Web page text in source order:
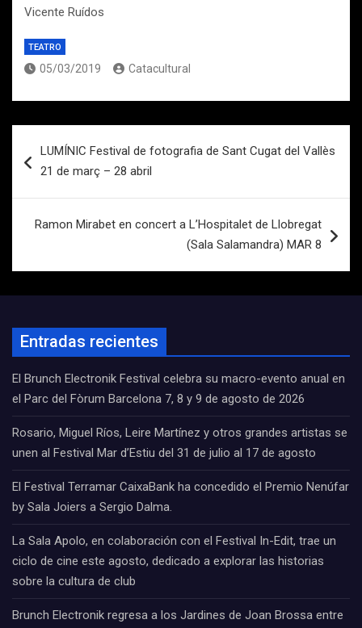
Vicente Ruídos
TEATRO
05/03/2019 Catacultural
de
LUMÍNIC Festival de fotografia de Sant Cugat del Vallès
21 de març – 28 abril
Ramon Mirabet en concert a L’Hospitalet de Llobregat
(Sala Salamandra) MAR 8
Entradas recientes
El Brunch Electronik Festival celebra su macro-evento anual en
el Parc del Fòrum Barcelona 7, 8 y 9 de agosto de 2026
Rosario, Miguel Ríos, Leire Martínez y otros grandes artistas se
unen al Festival Mar d’Estiu del 31 de julio al 17 de agosto
El Festival Terramar CaixaBank ha concedido el Premio Nenúfar
by Sala Joiers a Sergio Dalma.
La Sala Apolo, en colaboración con el Festival In-Edit, trae un
ciclo de cine este agosto, dedicado a explorar las historias
sobre la cultura de club
Brunch Electronik regresa a los Jardines de Joan Brossa entre